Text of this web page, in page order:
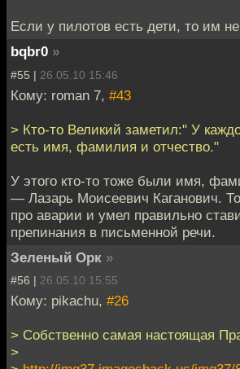
Если у пилотов есть дети, то им
bqbr0 »
#55 | 26.05.10 15:46
Кому: roman 7, #43
> Кто-то Великий заметил:" У
есть имя, фамилия и отчество."
У этого кто-то тоже были имя,
— Лазарь Моисеевич Каганович.
про аварии и умел правильно
препинания в письменной речи.
Зеленый Орк »
#56 | 26.05.10 15:55
Кому: pikachu, #26
> Собственно самая настоящая
>